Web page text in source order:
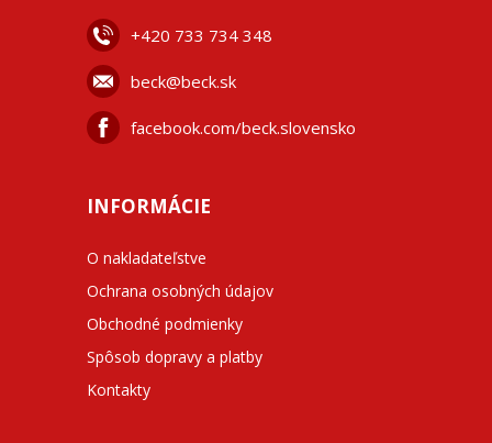
+420 733 734 348
beck@beck.sk
facebook.com/beck.slovensko
INFORMÁCIE
O nakladateľstve
Ochrana osobných údajov
Obchodné podmienky
Spôsob dopravy a platby
Kontakty